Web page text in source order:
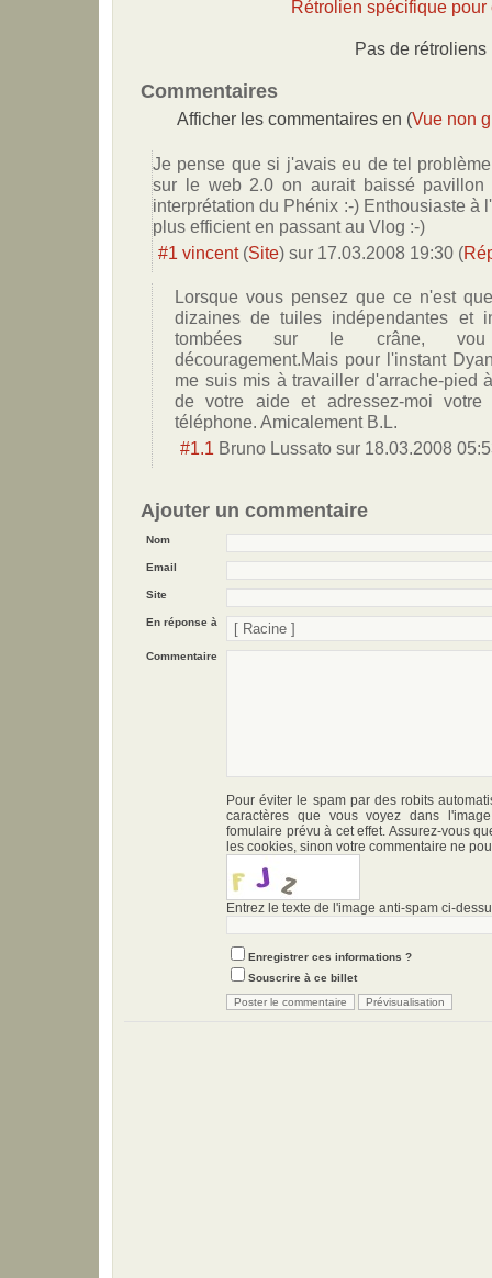
Rétrolien spécifique pour
Pas de rétroliens
Commentaires
Afficher les commentaires en (Vue non
Je pense que si j'avais eu de tel
sur le web 2.0 on aurait baissé
interprétation du Phénix :-) Enthousiaste à
plus efficient en passant au Vlog :-)
#1 vincent (Site) sur 17.03.2008 19:30 (
Lorsque vous pensez que ce n'est
dizaines de tuiles indépendantes et
tombées sur le crâne, vou
découragement.Mais pour l'instant
me suis mis à travailler d'arrache-pied
de votre aide et adressez-moi
téléphone. Amicalement B.L.
#1.1 Bruno Lussato sur 18.03.2008
Ajouter un commentaire
Nom
Email
Site
En réponse à
Commentaire
Pour éviter le spam par des robits
caractères que vous voyez dans
fomulaire prévu à cet effet. Assurez-vous
les cookies, sinon votre commentaire ne
Entrez le texte de l'image anti-spam ci-
Enregistrer ces informations ?
Souscrire à ce billet